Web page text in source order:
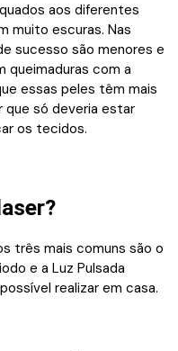
aos diferentes
muito escuras. Nas
sucesso são menores e
queimaduras com a
essas peles têm mais
que só deveria estar
os tecidos.
três mais comuns são o
e a Luz Pulsada
realizar em casa.